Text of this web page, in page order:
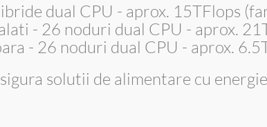
dual CPU - aprox. 15TFlops
- 26 noduri dual CPU - aprox.
- 26 noduri dual CPU - aprox.
solutii de alimentare cu